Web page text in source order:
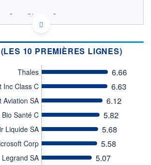
Saint Olive et Cie
COURS CONNU AU 03/08/2026
08/12 07/04
200
220
10 PREMIÈRES LIGNES)
Thales 6.66
Inc Class C 6.63
Aviation SA 6.12
Bio Santé C 5.82
Liquide SA 5.68
Corp 5.58
Legrand SA 5.07